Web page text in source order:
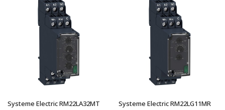
Systeme Electric RM22LA32MT Systeme Electric RM22LG11MR